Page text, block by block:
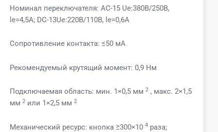
Номинал переключателя: AC-15 Ue:380В/250В,
le=4,5A; DC-13Ue:220В/110В, le=0,6A
Сопротивление контакта: ≤50 мА
Рекомендуемый крутящий момент: 0,9 Нм
Подключаемая область: мин. 1×0,5 мм 2 , макс. 2×1,5
мм 2 или 1×2,5 мм 2
Механический ресурс: кнопка ≥300×10 4 раза;